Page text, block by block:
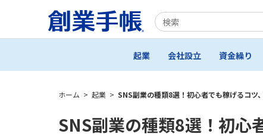
起業 会社設立 資金繰り
ホーム > 起業 > SNS副業の種類8選！初心者でも稼げるコツ
SNS副業の種類8選！初心